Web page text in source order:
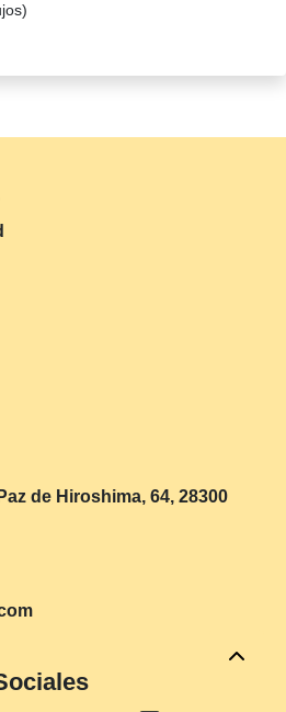
de Hiroshima, 64, 28300